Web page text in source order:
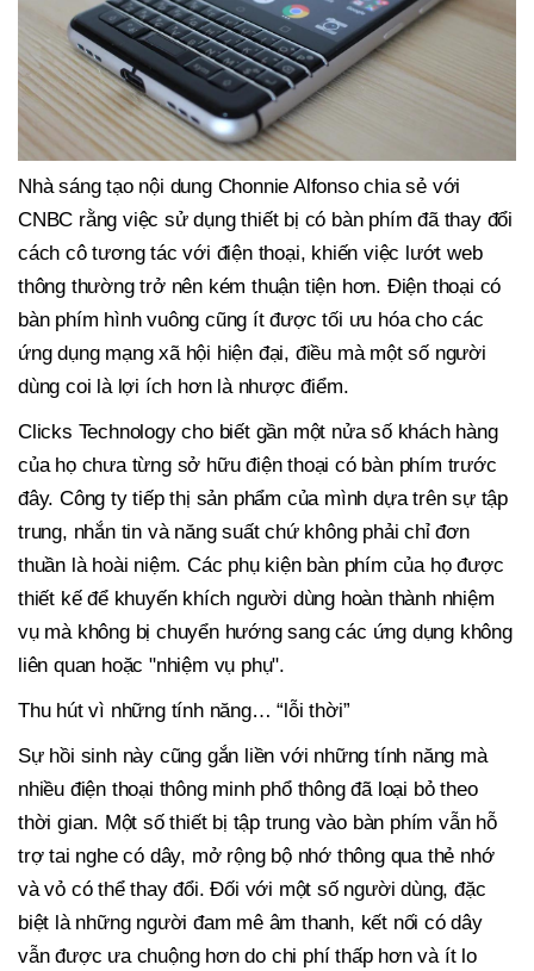
Nhà sáng tạo nội dung Chonnie Alfonso chia sẻ với
CNBC rằng việc sử dụng thiết bị có bàn phím đã thay đổi
cách cô tương tác với điện thoại, khiến việc lướt web
thông thường trở nên kém thuận tiện hơn. Điện thoại có
bàn phím hình vuông cũng ít được tối ưu hóa cho các
ứng dụng mạng xã hội hiện đại, điều mà một số người
dùng coi là lợi ích hơn là nhược điểm.
Clicks Technology cho biết gần một nửa số khách hàng
của họ chưa từng sở hữu điện thoại có bàn phím trước
đây. Công ty tiếp thị sản phẩm của mình dựa trên sự tập
trung, nhắn tin và năng suất chứ không phải chỉ đơn
thuần là hoài niệm. Các phụ kiện bàn phím của họ được
thiết kế để khuyến khích người dùng hoàn thành nhiệm
vụ mà không bị chuyển hướng sang các ứng dụng không
liên quan hoặc "nhiệm vụ phụ".
Thu hút vì những tính năng… “lỗi thời”
Sự hồi sinh này cũng gắn liền với những tính năng mà
nhiều điện thoại thông minh phổ thông đã loại bỏ theo
thời gian. Một số thiết bị tập trung vào bàn phím vẫn hỗ
trợ tai nghe có dây, mở rộng bộ nhớ thông qua thẻ nhớ
và vỏ có thể thay đổi. Đối với một số người dùng, đặc
biệt là những người đam mê âm thanh, kết nối có dây
vẫn được ưa chuộng hơn do chi phí thấp hơn và ít lo